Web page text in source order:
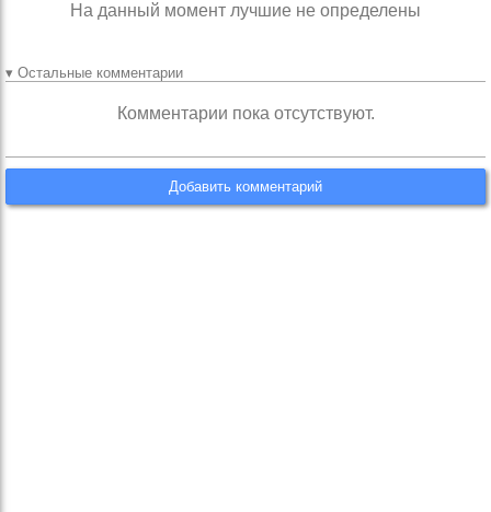
На данный момент лучшие не определены
▾ Остальные комментарии
Комментарии пока отсутствуют.
Добавить комментарий